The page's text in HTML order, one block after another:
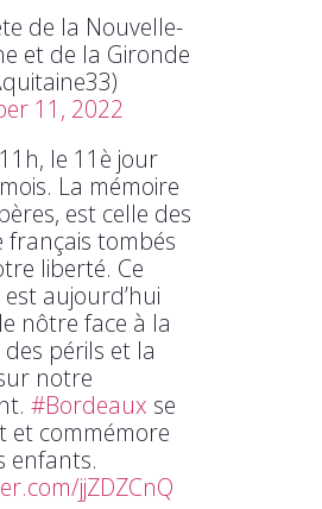
de la Nouvelle-
et de la Gironde
11, 2022
le 11è jour
La mémoire
est celle des
français tombés
liberté. Ce
aujourd’hui
nôtre face à la
périls et la
notre
#Bordeaux se
et commémore
enfants.
jjZDZCnQ